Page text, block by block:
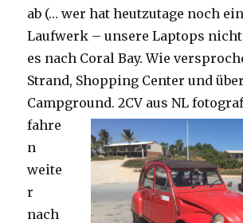
ab (… wer hat heutzutage noch
Laufwerk – unsere Laptops
es nach Coral Bay. Wie
Strand, Shopping Center und
Campground.2CV aus NL
fahre
n
weite
r
nach